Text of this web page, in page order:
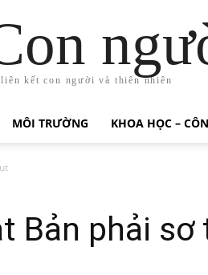
liên kết con người và thiên nhiên
MÔI TRƯỜNG KHOA HỌC –
Bản phải